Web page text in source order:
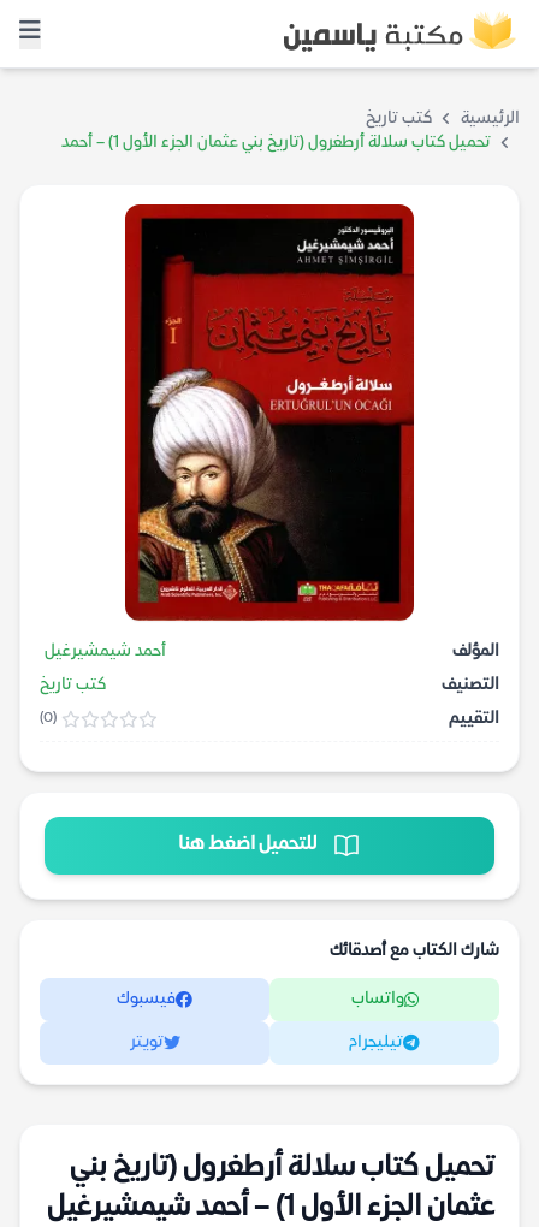
الرئيسية
كتب تاريخ
تحميل كتاب سلالة أرطغرول (تاريخ بني عثمان الجزء الأول 1) – أحمد
المؤلف
أحمد شيمشيرغيل
التصنيف
كتب تاريخ
التقييم
(0)
للتحميل اضغط هنا
شارك الكتاب مع أصدقائك
واتساب فيسبوك
تيليجرام تويتر
تحميل كتاب سلالة أرطغرول (تاريخ بني
عثمان الجزء الأول 1) – أحمد شيمشيرغيل